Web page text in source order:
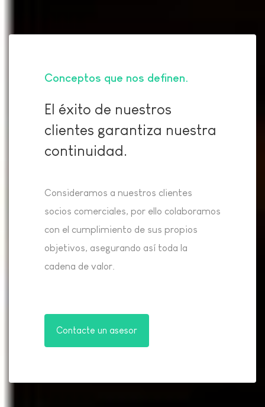
Conceptos que nos definen
El éxito de nuestros
clientes garantiza nuestra
continuidad.
Consideramos a nuestros clientes
socios comerciales, por ello colaboramos
con el cumplimiento de sus propios
objetivos, asegurando así toda la
cadena de valor.
Contacte un asesor